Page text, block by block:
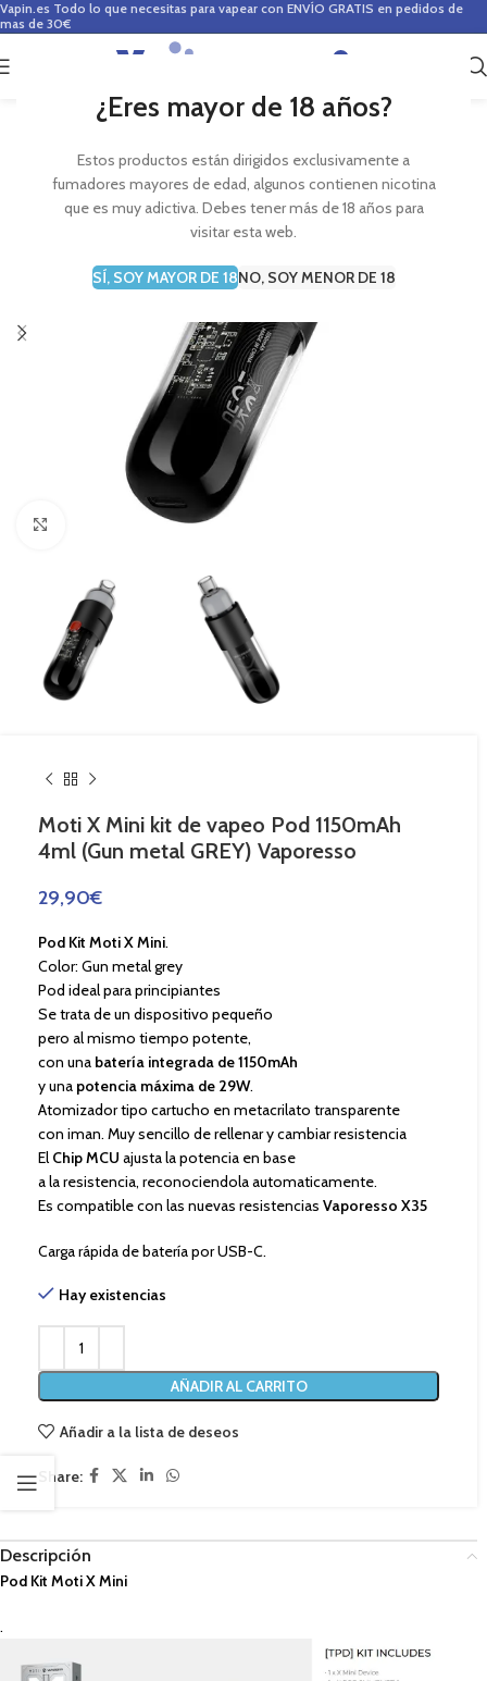
¿Eres mayor de 18 años?
Estos productos están dirigidos exclusivamente a
fumadores mayores de edad, algunos contienen nicotina
que es muy adictiva. Debes tener más de 18 años para
visitar esta web.
SÍ, SOY MAYOR DE 18NO, SOY MENOR DE 18
Vapin.es Todo lo que necesitas para vapear con ENVÍO GRATIS en pedidos de
mas de 30€
0
Haga Click para agrandar
Moti X Mini kit de vapeo Pod 1150mAh
4ml (Gun metal GREY) Vaporesso
29,90€
Pod Kit Moti X Mini.
Color: Gun metal grey
Pod ideal para principiantes
Se trata de un dispositivo pequeño
pero al mismo tiempo potente,
con una batería integrada de 1150mAh
y una potencia máxima de 29W.
Atomizador tipo cartucho en metacrilato transparente
con iman. Muy sencillo de rellenar y cambiar resistencia
El Chip MCU ajusta la potencia en base
a la resistencia, reconociendola automaticamente.
Es compatible con las nuevas resistencias Vaporesso X35
Carga rápida de batería por USB-C.
Hay existencias
AÑADIR AL CARRITO
Añadir a la lista de deseos
Share:
Descripción
Pod Kit Moti X Mini
.